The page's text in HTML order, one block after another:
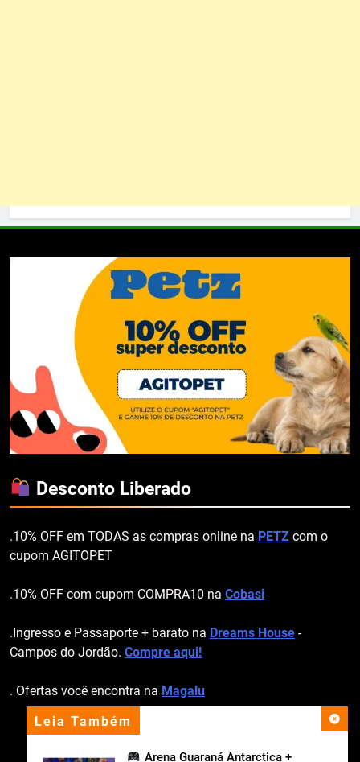
Leia Também
Arena Guaraná Antarctica +
Desconto Liberado
.10% OFF em TODAS as compras online na PETZ com o
cupom AGITOPET
.10% OFF com cupom COMPRA10 na Cobasi
.Ingresso e Passaporte + barato na Dreams House -
Campos do Jordão. Compre aqui!
. Ofertas você encontra na Magalu
apoio institucional